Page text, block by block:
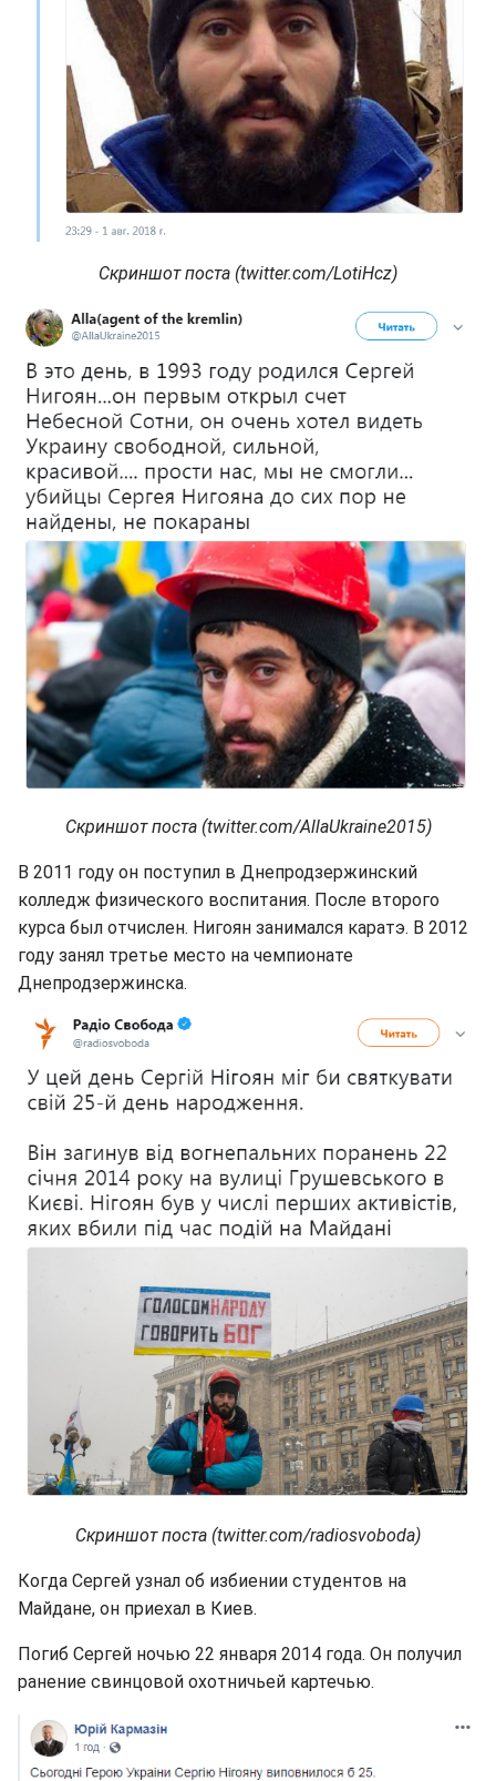
Скриншот поста (twitter.com/LotiHcz)
Скриншот поста (twitter.com/AllaUkraine2015)
В 2011 году он поступил в Днепродзержинский
колледж физического воспитания. После второго
курса был отчислен. Нигоян занимался каратэ. В 2012
году занял третье место на чемпионате
Днепродзержинска.
Скриншот поста (twitter.com/radiosvoboda)
Когда Сергей узнал об избиении студентов на
Майдане, он приехал в Киев.
Погиб Сергей ночью 22 января 2014 года. Он получил
ранение свинцовой охотничьей картечью.